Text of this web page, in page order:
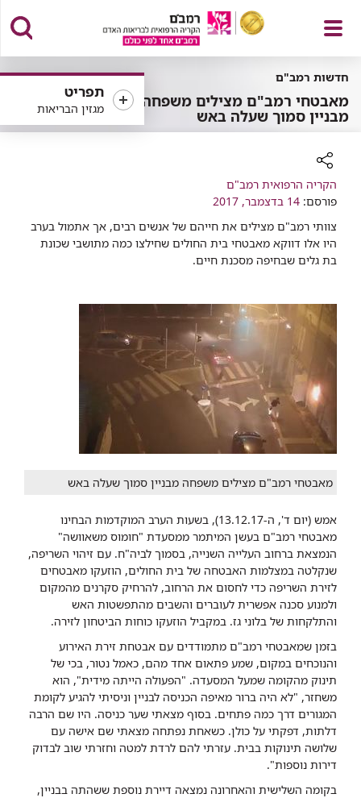
פתח
תפריט
תפריט
מגזין הבריאות
חדשות רמב"ם
מאבטחי רמב"ם מצילים משפחה
מבניין סמוך שעלה באש
רכיב
שיתוף
הקריה הרפואית רמב"ם
פורסם: 14 בדצמבר, 2017
​צוותי רמב"ם מצילים את חייהם של אנשים רבים, אך אתמול בערב
היו אלו דווקא מאבטחי בית החולים שחילצו כמה מתושבי שכונת
בת גלים שבחיפה מסכנת חיים.
מאבטחי רמב"ם מצילים משפחה מבניין סמוך שעלה באש
אמש (יום ד', ה-13.12.17), בשעות הערב המוקדמות הבחינו
מאבטחי רמב"ם בעשן המיתמר ממסעדת "חומוס משאוושה"
הנמצאת ברחוב העלייה השנייה, בסמוך לביה"ח. עם זיהוי השריפה,
שנקלטה במצלמות האבטחה של בית החולים, הוזעקו מאבטחים
לזירת השריפה כדי לחסום את הרחוב, להרחיק סקרנים מהמקום
ולמנוע סכנה אפשרית לעוברים והשבים מהתפשטות האש
והתלקחות של בלוני גז. במקביל הוזעקו כוחות הביטחון לזירה.
בזמן שמאבטחי רמב"ם מתמודדים עם אבטחת זירת האירוע
והנוכחים במקום, שמע פתאום אחד מהם, כאמל נטור, בכי של
תינוק מהקומה שמעל המסעדה. "הפעולה הייתה מידית", הוא
משחזר, "לא היה ברור מאיפה הכניסה לבניין וניסיתי להגיע לקומת
המגורים דרך כמה פתחים. בסוף מצאתי שער כניסה. היו שם הרבה
דלתות, דפקתי על כולן. כשאחת נפתחה מצאתי שם אישה עם
שלושה תינוקות בבית. עזרתי להם לרדת למטה וחזרתי שוב לבדוק
דירות נוספות".
בקומה השלישית והאחרונה נמצאה דיירת נוספת ששהתה בבניין,